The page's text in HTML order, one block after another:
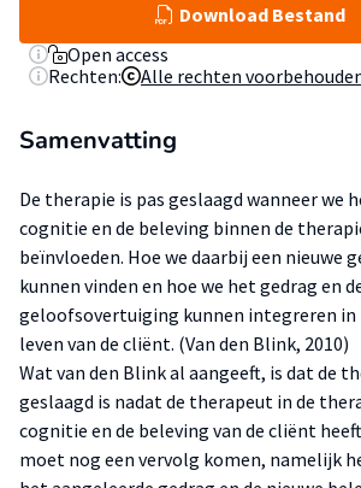
Download Bestand
Open access
Rechten:
Alle rechten
Samenvatting
De therapie is pas geslaagd wanneer we
cognitie en de beleving binnen de
beïnvloeden. Hoe we daarbij een nieuwe
kunnen vinden en hoe we het gedrag en
geloofsovertuiging kunnen integreren in
leven van de cliënt. (Van den Blink, 2010)
Wat van den Blink al aangeeft, is dat de
geslaagd is nadat de therapeut in de
cognitie en de beleving van de cliënt
moet nog een vervolg komen, namelijk